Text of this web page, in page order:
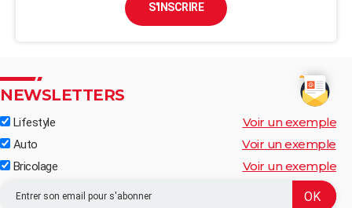
S'INSCRIRE
NEWSLETTERS
Lifestyle Voir un exemple
Auto Voir un exemple
Bricolage Voir un exemple